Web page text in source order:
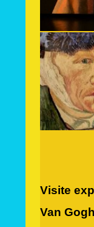
Visite
Van